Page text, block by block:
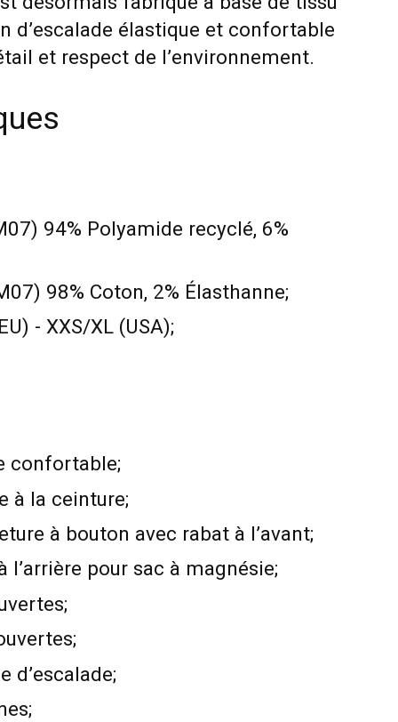
d’escalade élastique et confortable
et respect de l’environnement.
94% Polyamide recyclé, 6%
98% Coton, 2% Élasthanne;
- XXS/XL (USA);
confortable;
à la ceinture;
à bouton avec rabat à l’avant;
l’arrière pour sac à magnésie;
d’escalade;